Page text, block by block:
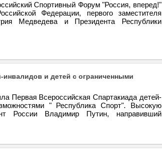
Спортивный Форум "Россия, вперед!"
Федерации, первого заместителя
Медведева и Президента Республики
инвалидов и детей с ограниченными
Первая Всероссийская Спартакиада детей-
" Республика Спорт". Высокую
России Владимир Путин, направивший